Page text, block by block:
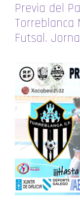
Previa del
Torreblanca
Futsal.